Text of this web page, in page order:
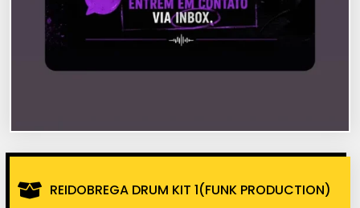
REIDOBREGA DRUM KIT 1(FUNK PRODUCTION)